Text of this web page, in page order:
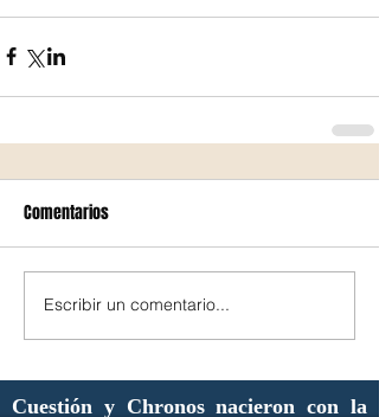
Comentarios
Escribir un comentario...
Cuestión y Chronos nacieron con la